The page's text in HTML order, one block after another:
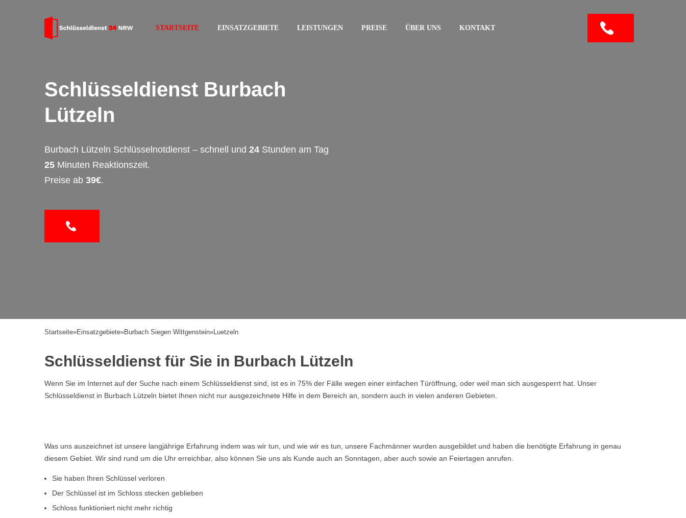
STARTSEITE EINSATZGEBIETE LEISTUNGEN PREISE ÜBER UNS KONTAKT
Schlüsseldienst Burbach
Lützeln
Burbach Lützeln Schlüsselnotdienst – schnell und 24 Stunden am Tag
25 Minuten Reaktionszeit.
Preise ab 39€.
Startseite»Einsatzgebiete»Burbach Siegen Wittgenstein»Luetzeln
Schlüsseldienst für Sie in Burbach Lützeln
Wenn Sie im Internet auf der Suche nach einem Schlüsseldienst sind, ist es in 75% der Fälle wegen einer einfachen Türöffnung, oder weil man sich ausgesperrt hat. Unser
Schlüsseldienst in Burbach Lützeln bietet Ihnen nicht nur ausgezeichnete Hilfe in dem Bereich an, sondern auch in vielen anderen Gebieten.
Was uns auszeichnet ist unsere langjährige Erfahrung indem was wir tun, und wie wir es tun, unsere Fachmänner wurden ausgebildet und haben die benötigte Erfahrung in genau
diesem Gebiet. Wir sind rund um die Uhr erreichbar, also können Sie uns als Kunde auch an Sonntagen, aber auch sowie an Feiertagen anrufen.
Sie haben Ihren Schlüssel verloren
Der Schlüssel ist im Schloss stecken geblieben
Schloss funktioniert nicht mehr richtig